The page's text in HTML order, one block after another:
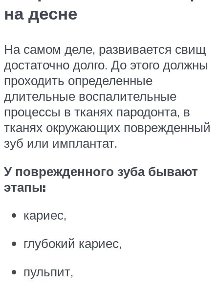
на десне
На самом деле, развивается свищ
достаточно долго. До этого должны
проходить определенные
длительные воспалительные
процессы в тканях пародонта, в
тканях окружающих поврежденный
зуб или имплантат.
У поврежденного зуба бывают
этапы:
кариес,
глубокий кариес,
пульпит,